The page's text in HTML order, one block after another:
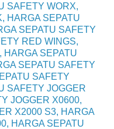
SAFETY WORX,
HARGA SEPATU
SEPATU SAFETY
RED WINGS,
HARGA SEPATU
SEPATU SAFETY
SAFETY
SAFETY JOGGER
JOGGER X0600,
X2000 S3, HARGA
HARGA SEPATU